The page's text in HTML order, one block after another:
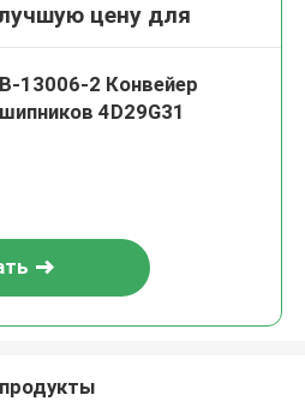
цену для
13006-2 Конвейер
4D29G31